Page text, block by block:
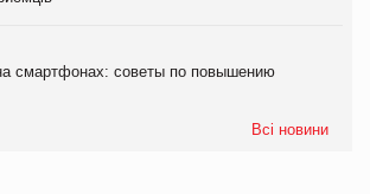
смартфонах: советы по повышению
Всі новини